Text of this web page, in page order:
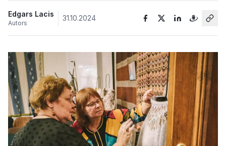
Sports
Kultūra
Bizness
Edgars Lacis
Autors
31.10.2024